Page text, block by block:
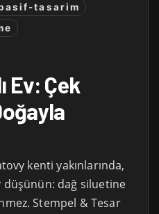
tasarim
Ev: Çek
kenti yakınlarında,
düşünün: dağ siluetine
Stempel & Tesar